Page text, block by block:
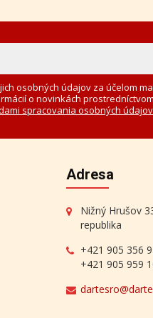
osobných údajov za účelom
o novinkách
spracovania osobných údajov
Adresa
Nižný Hrušov
republika
+421 905 356
+421 905 959